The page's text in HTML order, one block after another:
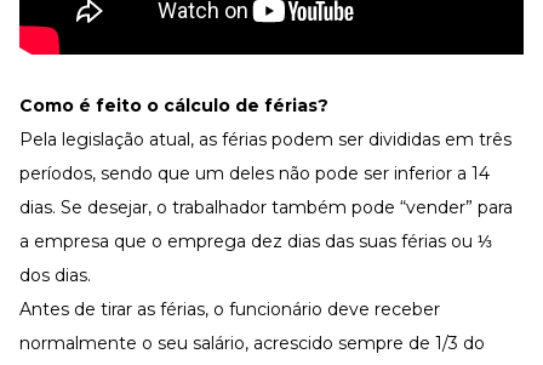
Como é feito o cálculo de férias?
Pela legislação atual, as férias podem ser divididas em três
períodos, sendo que um deles não pode ser inferior a 14
dias. Se desejar, o trabalhador também pode “vender” para
a empresa que o emprega dez dias das suas férias ou ⅓
dos dias.
Antes de tirar as férias, o funcionário deve receber
normalmente o seu salário, acrescido sempre de 1/3 do